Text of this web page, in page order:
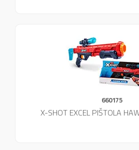
660175
X-SHOT EXCEL PIŠTOLA